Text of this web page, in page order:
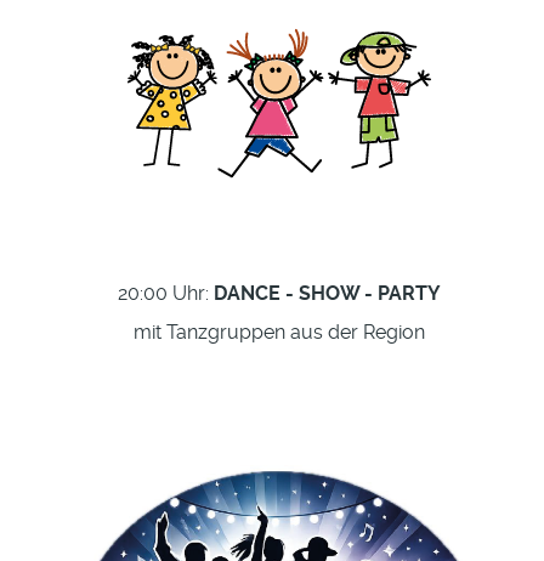
20:00 Uhr: DANCE - SHOW - PARTY
mit Tanzgruppen aus der Region